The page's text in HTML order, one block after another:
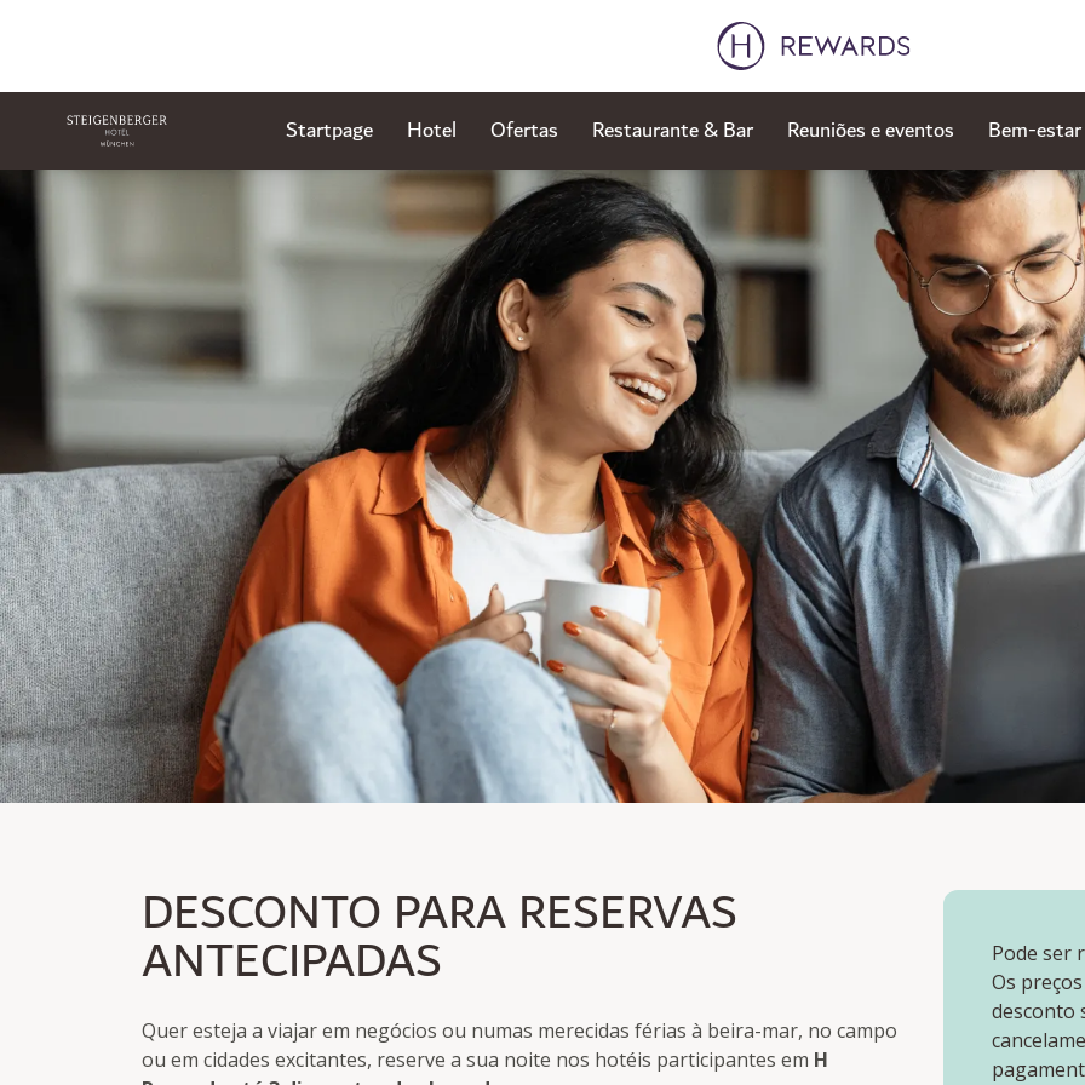
Startpage Hotel Ofertas Restaurante & Bar Reuniões e eventos Bem-
Diapositivo 1 de 1
Poupe até 20% no preço Flex
Pode ser reservado até 3 dias antes da chegada
DESCONTO PARA RESERVAS
ANTECIPADAS
Quer esteja a viajar em negócios ou numas merecidas férias à beira-mar, no campo
ou em cidades excitantes, reserve a sua noite nos hotéis participantes em H
Pode ser
Os
desconto